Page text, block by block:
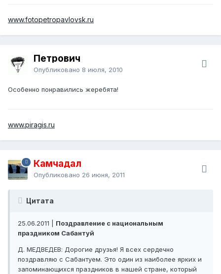
www.fotopetropavlovsk.ru
Петрович
Опубликовано 8 июля, 2010
Особенно понравились жеребята!
www.piragis.ru
Камчадал
Опубликовано 26 июня, 2011
Цитата
25.06.2011 | Поздравление с национальным
праздником Сабантуй
Д. МЕДВЕДЕВ: Дорогие друзья! Я всех сердечно
поздравляю с Сабантуем. Это один из наиболее ярких и
запоминающихся праздников в нашей стране, который